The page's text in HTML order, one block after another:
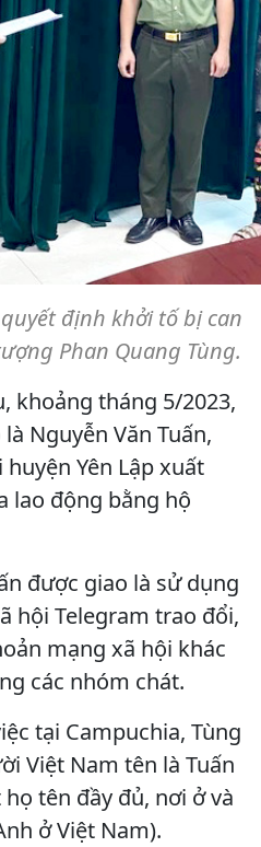
định khởi tố bị can
Phan Quang Tùng.
khoảng tháng 5/2023,
Nguyễn Văn Tuấn,
Yên Lập xuất
lao động bằng hộ
được giao là sử dụng
hội Telegram trao đổi,
mạng xã hội khác
các nhóm chát.
tại Campuchia, Tùng
Việt Nam tên là Tuấn
tên đầy đủ, nơi ở và
ở Việt Nam).